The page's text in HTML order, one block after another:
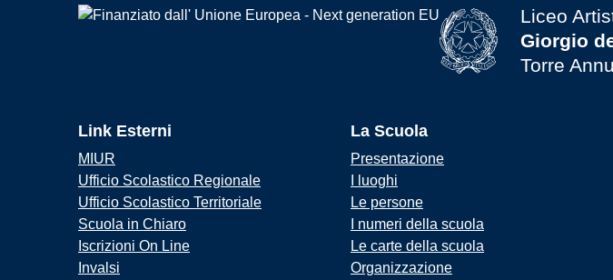
Liceo
Giorgio
Torre
Link Esterni
MIUR
Ufficio Scolastico Regionale
Ufficio Scolastico Territoriale
Scuola in Chiaro
Iscrizioni On Line
Invalsi
La Scuola
Presentazione
I luoghi
Le persone
I numeri della scuola
Le carte della scuola
Organizzazione